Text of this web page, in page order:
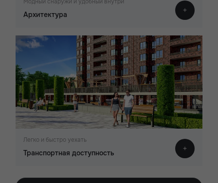
Архитектура
Легко и быстро уехать
Транспортная доступность